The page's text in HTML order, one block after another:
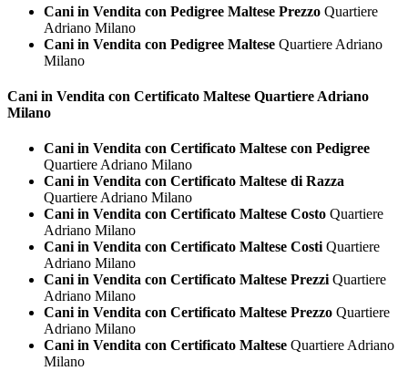
Cani in Vendita con Pedigree Maltese Prezzo Quartiere
Adriano Milano
Cani in Vendita con Pedigree Maltese Quartiere Adriano
Milano
Cani in Vendita con Certificato Maltese Quartiere Adriano
Milano
Cani in Vendita con Certificato Maltese con Pedigree
Quartiere Adriano Milano
Cani in Vendita con Certificato Maltese di Razza
Quartiere Adriano Milano
Cani in Vendita con Certificato Maltese Costo Quartiere
Adriano Milano
Cani in Vendita con Certificato Maltese CostiQuartiere
Adriano Milano
Cani in Vendita con Certificato Maltese PrezziQuartiere
Adriano Milano
Cani in Vendita con Certificato Maltese Prezzo Quartiere
Adriano Milano
Cani in Vendita con Certificato Maltese Quartiere Adriano
Milano